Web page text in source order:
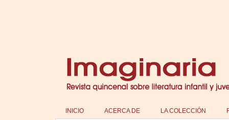
INICIO ACERCA DE LA COLECCIÓN